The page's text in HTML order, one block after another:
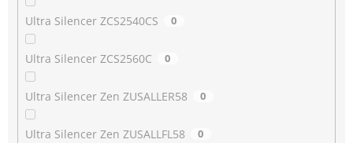
Ultra Silencer ZCS2540CS 0
Ultra Silencer ZCS2560C 0
Ultra Silencer Zen ZUSALLER58 0
Ultra Silencer Zen ZUSALLFL58 0